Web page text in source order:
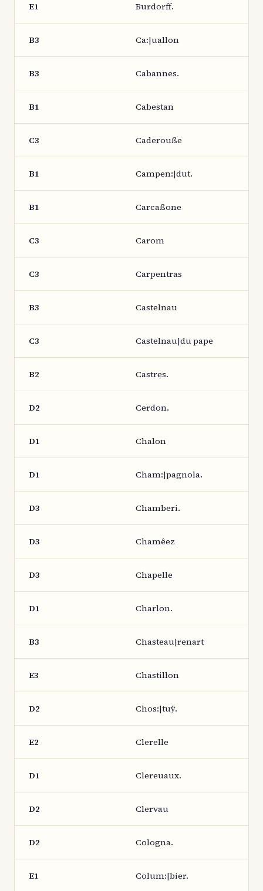
E1 Burdorff.
B3 Ca:|uallon
B3 Cabannes.
B1 Cabestan
C3 Caderouße
B1 Campen:|dut.
B1 Carcaßone
C3 Carom
C3 Carpentras
B3 Castelnau
C3 Castelnau|du pape
B2 Castres.
D2 Cerdon.
D1 Chalon
D1 Cham:|pagnola.
D3 Chamberi.
D3 Chamêez
D3 Chapelle
D1 Charlon.
B3 Chasteau|renart
E3 Chastillon
D2 Chos:|tuÿ.
E2 Clerelle
D1 Clereuaux.
D2 Clervau
D2 Cologna.
E1 Colum:|bier.